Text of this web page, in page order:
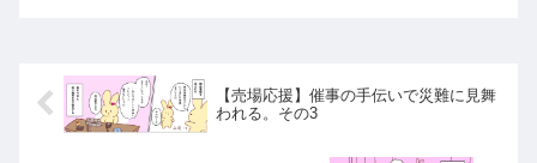
【売場応援】催事の手伝いで災難に見舞
われる。その3